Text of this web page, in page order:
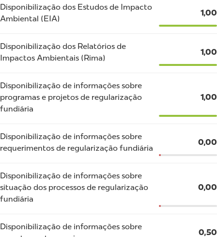
Disponibilização dos Estudos de Impacto
Ambiental (EIA)
1,00
Disponibilização dos Relatórios de
Impactos Ambientais (Rima)
1,00
Disponibilização de informações sobre
programas e projetos de regularização
fundiária
1,00
Disponibilização de informações sobre
requerimentos de regularização fundiária
0,00
Disponibilização de informações sobre
situação dos processos de regularização
fundiária
0,00
Disponibilização de informações sobre
0,50